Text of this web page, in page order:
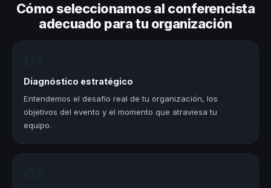
Cómo seleccionamos al conferencista
adecuado para tu organización
Diagnóstico estratégico
Entendemos el desafío real de tu organización, los
objetivos del evento y el momento que atraviesa tu
equipo.